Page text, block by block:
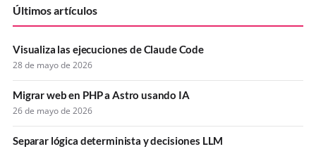
Últimos artículos
Visualiza las ejecuciones de Claude Code
28 de mayo de 2026
Migrar web en PHP a Astro usando IA
26 de mayo de 2026
Separar lógica determinista y decisiones LLM